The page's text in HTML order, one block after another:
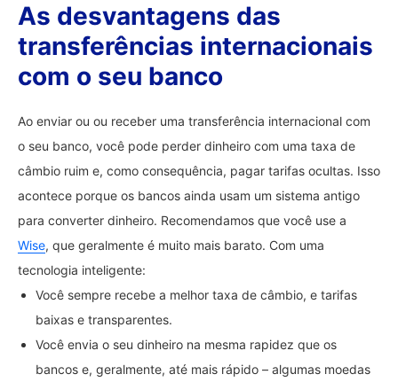
As desvantagens das
transferências internacionais
com o seu banco
Ao enviar ou ou receber uma transferência internacional com
o seu banco, você pode perder dinheiro com uma taxa de
câmbio ruim e, como consequência, pagar tarifas ocultas. Isso
acontece porque os bancos ainda usam um sistema antigo
para converter dinheiro. Recomendamos que você use a
Wise, que geralmente é muito mais barato. Com uma
tecnologia inteligente:
Você sempre recebe a melhor taxa de câmbio, e tarifas
baixas e transparentes.
Você envia o seu dinheiro na mesma rapidez que os
bancos e, geralmente, até mais rápido – algumas moedas